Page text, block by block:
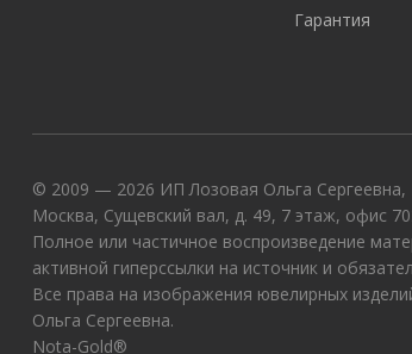
Гарантия
© 2009 — 2026 ИП Лозовая Ольга Сергеевна,
Москва, Сущевский вал, д. 49, 7 этаж, офис
Полное или частичное воспроизведение
активной гиперссылки на источник и
Все права на изображения ювелирных
Ольга Сергеевна.
Nota-Gold®